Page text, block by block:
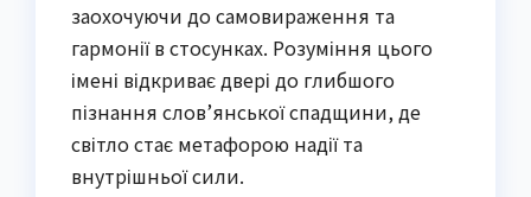
заохочуючи до самовираження та
гармонії в стосунках. Розуміння цього
імені відкриває двері до глибшого
пізнання слов’янської спадщини, де
світло стає метафорою надії та
внутрішньої сили.